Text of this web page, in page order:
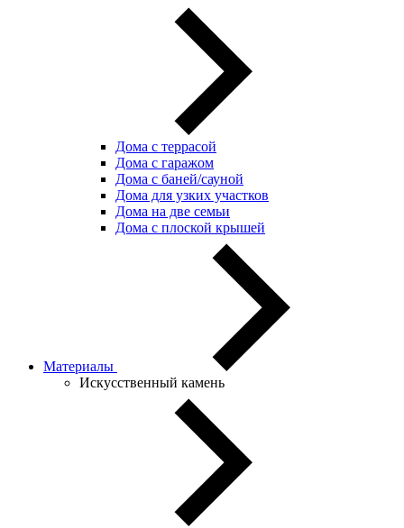
Дома с террасой
Дома с гаражом
Дома с баней/сауной
Дома для узких участков
Дома на две семьи
Дома с плоской крышей
Материалы
Искусственный камень